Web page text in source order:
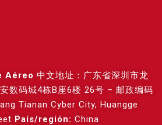
Aéreo 中文地址：广东省深圳市龙
数码城4栋B座6楼 26号 – 邮政编码
Tianan Cyber City, Huangge
País/región: China